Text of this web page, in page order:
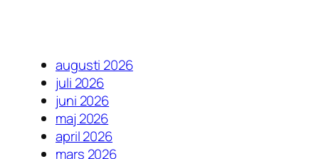
augusti 2026
juli 2026
juni 2026
maj 2026
april 2026
mars 2026